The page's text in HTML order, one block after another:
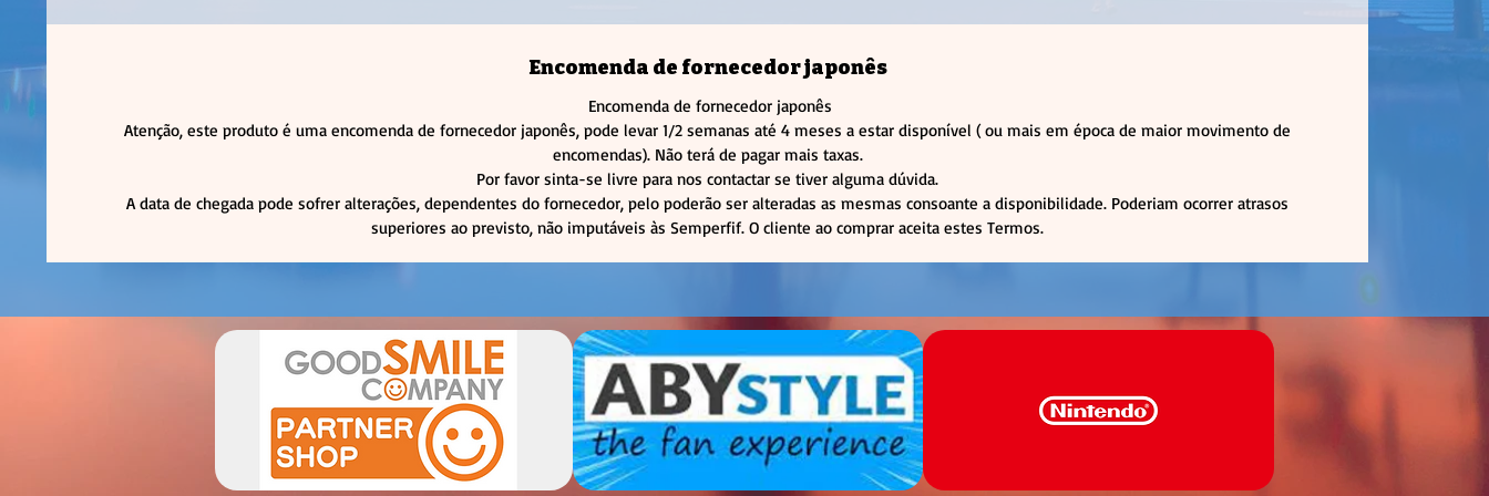
Encomenda de fornecedor japonês
Encomenda de fornecedor japonês
Atenção, este produto é uma encomenda de fornecedor japonês, pode levar 1/2 semanas até 4 meses a estar disponível ( ou mais em época de maior movimento de
encomendas). Não terá de pagar mais taxas.
Por favor sinta-se livre para nos contactar se tiver alguma dúvida.
A data de chegada pode sofrer alterações, dependentes do fornecedor, pelo poderão ser alteradas as mesmas consoante a disponibilidade. Poderiam ocorrer atrasos
superiores ao previsto, não imputáveis às Semperfif. O cliente ao comprar aceita estes Termos.